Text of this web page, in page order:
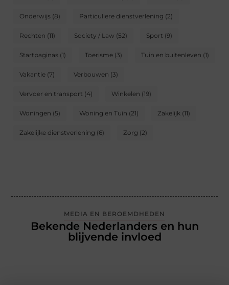
Onderwijs (8) Particuliere dienstverlening (2)
Rechten (11) Society / Law (52) Sport (9)
Startpaginas (1) Toerisme (3) Tuin en buitenleven (1)
Vakantie (7) Verbouwen (3)
Vervoer en transport (4) Winkelen (19)
Woningen (5) Woning en Tuin (21) Zakelijk (11)
Zakelijke dienstverlening (6) Zorg (2)
MEDIA EN BEROEMDHEDEN
Bekende Nederlanders en hun
blijvende invloed